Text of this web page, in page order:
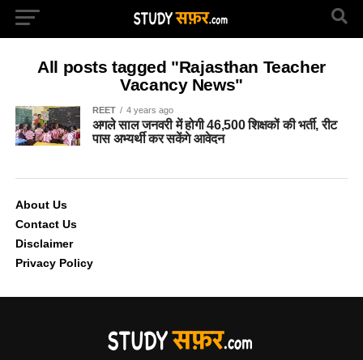
All posts tagged "Rajasthan Teacher
Vacancy News"
REET 4 years ago
अगले साल जनवरी में होगी 46,500 शिक्षकों की भर्ती, रीट
पास अभ्यर्थी कर सकेंगे आवेदन
About Us
Contact Us
Disclaimer
Privacy Policy